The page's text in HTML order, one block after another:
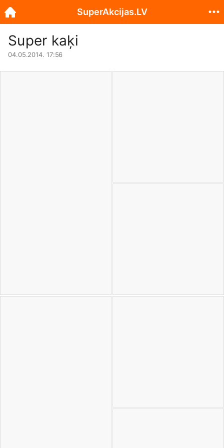
Super kaķi
04.05.2014. 17:56
SuperAkcijas.LV